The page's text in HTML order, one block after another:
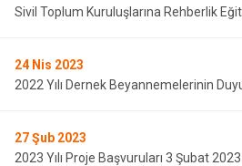
Sivil Toplum Kuruluşlarına Rehberlik
24 Nis 2023
2022 Yılı Dernek Beyannemelerinin
27Şub 2023
2023 Yılı Proje Başvuruları 3 Şubat